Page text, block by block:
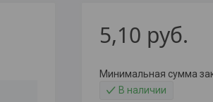
5,10 руб.
Минимальная сумма
В наличии